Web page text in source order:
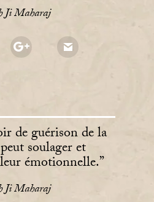
Ji Maharaj
de guérison de la
soulager et
émotionnelle.
Ji Maharaj